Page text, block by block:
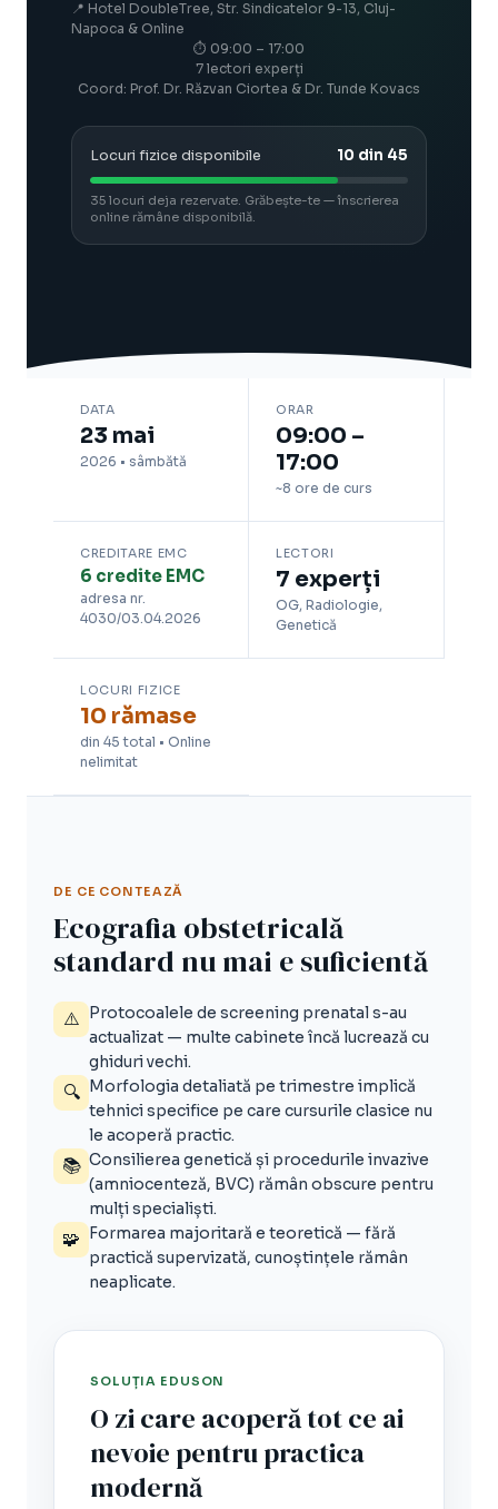
📍 Hotel DoubleTree, Str. Sindicatelor 9-13, Cluj-
Napoca & Online
⏱ 09:00 – 17:00
7 lectori experți
Coord: Prof. Dr. Răzvan Ciortea & Dr. Tunde Kovacs
Locuri fizice disponibile 10 din 45
35 locuri deja rezervate. Grăbește-te — înscrierea
online rămâne disponibilă.
DATA
23 mai
2026 • sâmbătă
ORAR
09:00 –
17:00
~8 ore de curs
CREDITARE EMC
6 credite EMC
adresa nr.
4030/03.04.2026
LECTORI
7 experți
OG, Radiologie,
Genetică
LOCURI FIZICE
10 rămase
din 45 total • Online
nelimitat
DE CE CONTEAZĂ
Ecografia obstetricală
standard nu mai e suficientă
⚠️ Protocoalele de screening prenatal s-au
actualizat — multe cabinete încă lucrează cu
ghiduri vechi.
🔍 Morfologia detaliată pe trimestre implică
tehnici specifice pe care cursurile clasice nu
le acoperă practic.
📚 Consilierea genetică și procedurile invazive
(amniocenteză, BVC) rămân obscure pentru
mulți specialiști.
🧩 Formarea majoritară e teoretică — fără
practică supervizată, cunoștințele rămân
neaplicate.
SOLUȚIA EDUSON
O zi care acoperă tot ce ai
nevoie pentru practica
modernă